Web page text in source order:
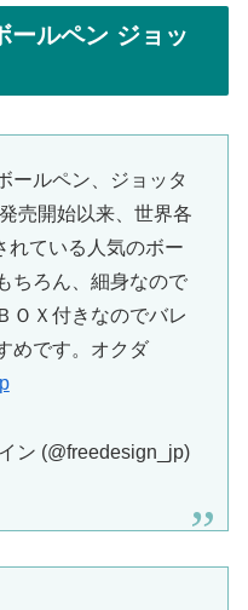
ールペン ジョッ
ールペン、ジョッタ
売開始以来、世界各
れている人気のボー
ちろん、細身なので
ＯＸ付きなのでバレ
めです。オクダ
(@freedesign_jp)